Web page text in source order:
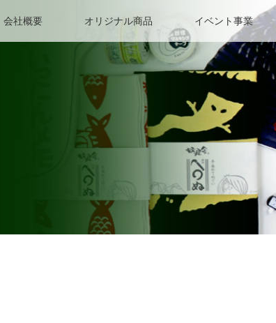
会社概要 オリジナル商品 イベント事業